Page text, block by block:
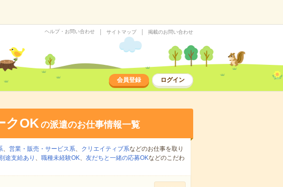
ヘルプ・お問い合わせ サイトマップ 掲載のお問い合わせ
会員登録 ログイン
クOKの派遣のお仕事情報一覧
、 営業・販売・サービス系、 クリエイティブ系などのお仕事を取り
途支給あり 、 職種未経験OK、 友だちと一緒の応募OKなどのこだわ